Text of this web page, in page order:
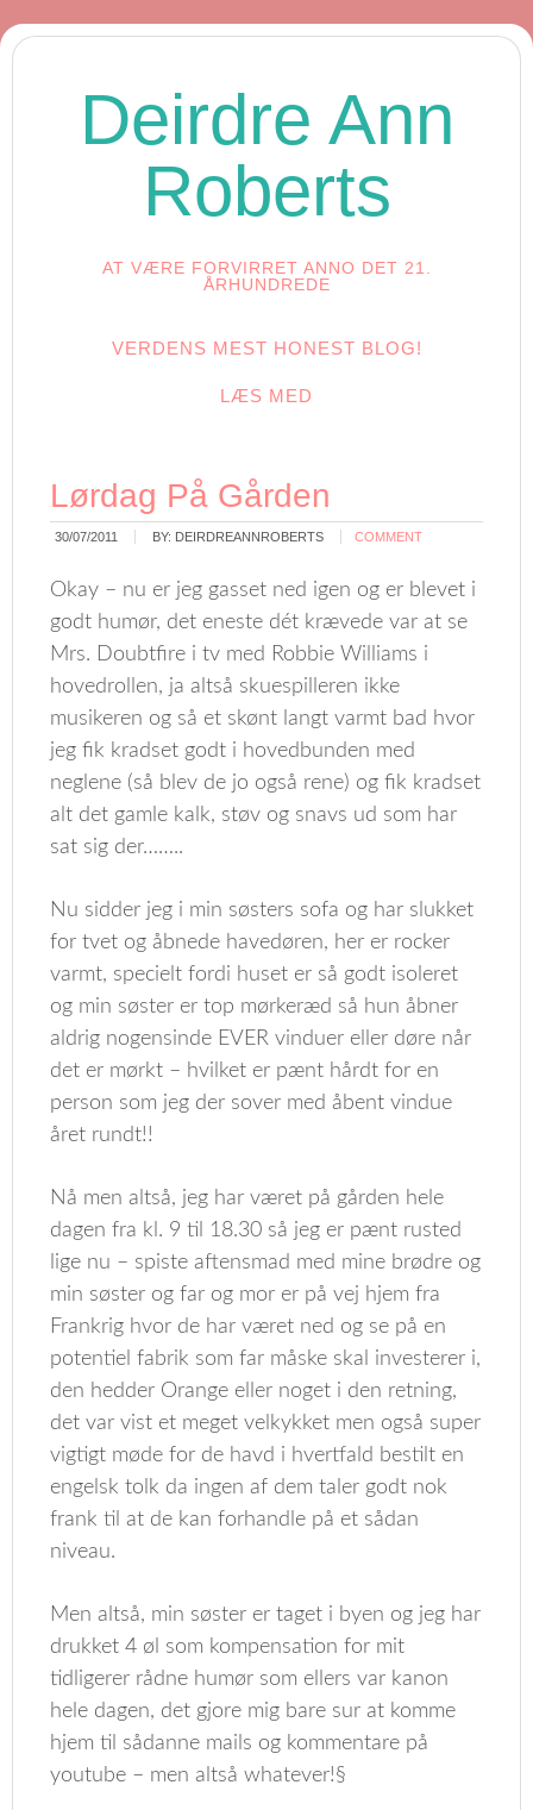
Deirdre Ann
Roberts
AT VÆRE FORVIRRET ANNO DET 21.
ÅRHUNDREDE
VERDENS MEST HONEST BLOG!
LÆS MED
Lørdag På Gården
30/07/2011 BY: DEIRDREANNROBERTS COMMENT
Okay – nu er jeg gasset ned igen og er blevet i
godt humør, det eneste dét krævede var at se
Mrs. Doubtfire i tv med Robbie Williams i
hovedrollen, ja altså skuespilleren ikke
musikeren og så et skønt langt varmt bad hvor
jeg fik kradset godt i hovedbunden med
neglene (så blev de jo også rene) og fik kradset
alt det gamle kalk, støv og snavs ud som har
sat sig der……..
Nu sidder jeg i min søsters sofa og har slukket
for tvet og åbnede havedøren, her er rocker
varmt, specielt fordi huset er så godt isoleret
og min søster er top mørkeræd så hun åbner
aldrig nogensinde EVER vinduer eller døre når
det er mørkt – hvilket er pænt hårdt for en
person som jeg der sover med åbent vindue
året rundt!!
Nå men altså, jeg har været på gården hele
dagen fra kl. 9 til 18.30 så jeg er pænt rusted
lige nu – spiste aftensmad med mine brødre og
min søster og far og mor er på vej hjem fra
Frankrig hvor de har været ned og se på en
potentiel fabrik som far måske skal investerer i,
den hedder Orange eller noget i den retning,
det var vist et meget velkykket men også super
vigtigt møde for de havd i hvertfald bestilt en
engelsk tolk da ingen af dem taler godt nok
frank til at de kan forhandle på et sådan
niveau.
Men altså, min søster er taget i byen og jeg har
drukket 4 øl som kompensation for mit
tidligerer rådne humør som ellers var kanon
hele dagen, det gjore mig bare sur at komme
hjem til sådanne mails og kommentare på
youtube – men altså whatever!§